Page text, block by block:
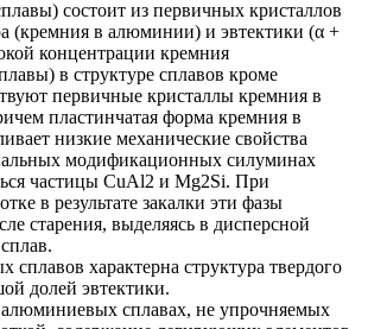
состоит из первичных кристаллов
(кремния в алюминии) и эвтектики (α +
концентрации кремния
в структуре сплавов кроме
первичные кристаллы кремния в
пластинчатая форма кремния в
низкие механические свойства
модификационных силуминах
частицы CuAl2 и Mg2Si. При
в результате закалки эти фазы
старения, выделяясь в дисперсной
сплавов характерна структура твердого
долей эвтектики.
сплавах, не упрочняемых